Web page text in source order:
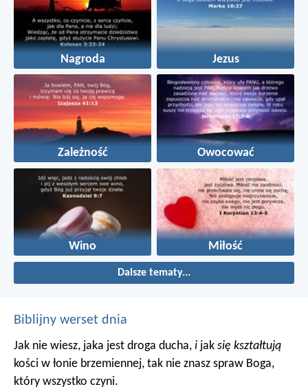
Nagroda Jezus
Zależność Owocować
Wino Miłość
Dalsze tematy...
Biblijny werset dnia
Jak nie wiesz, jaka jest droga ducha, i jak się kształtują
kości w łonie brzemiennej, tak nie znasz spraw Boga,
który wszystko czyni.